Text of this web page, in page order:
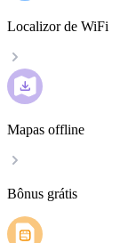
Localizor de WiFi
Mapas offline
Bônus grátis